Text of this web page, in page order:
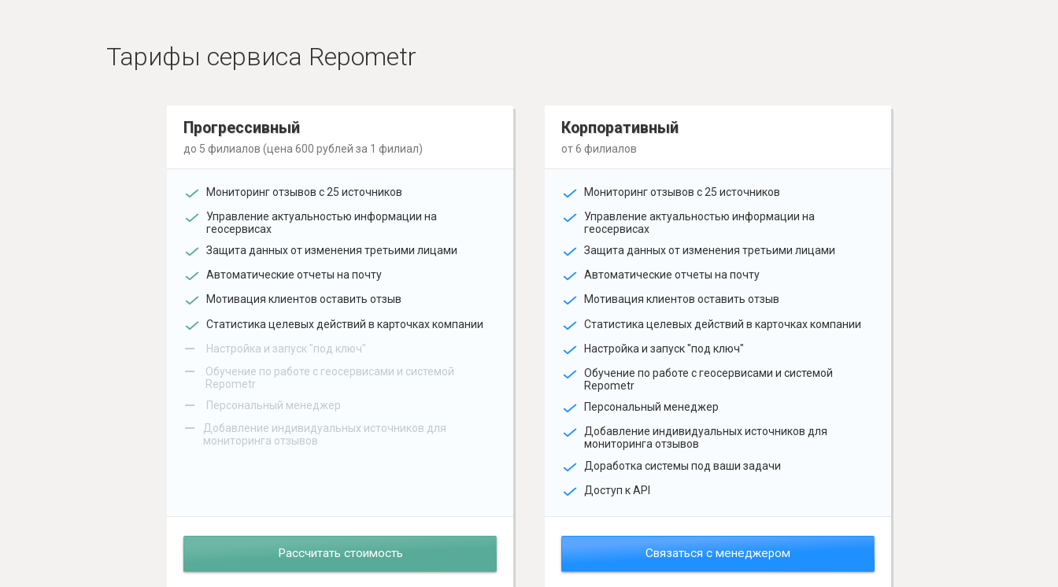
Тарифы сервиса Repometr
Прогрессивный
до 5 филиалов (цена 600 рублей за 1 филиал)
Мониторинг отзывов с 25 источников
Управление актуальностью информации на
геосервисах
Защита данных от изменения третьими лицами
Автоматические отчеты на почту
Мотивация клиентов оставить отзыв
Статистика целевых действий в карточках компании
– Настройка и запуск "под ключ"
–
Обучение по работе с геосервисами и системой
Repometr
– Персональный менеджер
–
Добавление индивидуальных источников для
мониторинга отзывов
Рассчитать стоимость
Корпоративный
от 6 филиалов
Мониторинг отзывов с 25 источников
Управление актуальностью информации на
геосервисах
Защита данных от изменения третьими лицами
Автоматические отчеты на почту
Мотивация клиентов оставить отзыв
Статистика целевых действий в карточках компании
Настройка и запуск "под ключ"
Обучение по работе с геосервисами и системой
Repometr
Персональный менеджер
Добавление индивидуальных источников для
мониторинга отзывов
Доработка системы под ваши задачи
Доступ к API
Связаться с менеджером